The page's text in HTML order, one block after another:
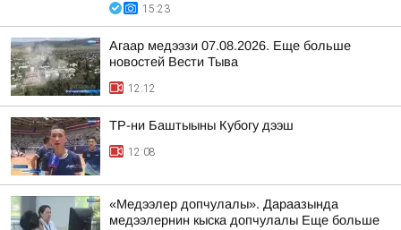
15:23
Агаар медээзи 07.08.2026. Еще больше
новостей Вести Тыва
12:12
ТР-ни Баштыыны Кубогу дээш
12:08
«Медээлер допчулалы». Дараазында
медээлернин кыска допчулалы Еще больше